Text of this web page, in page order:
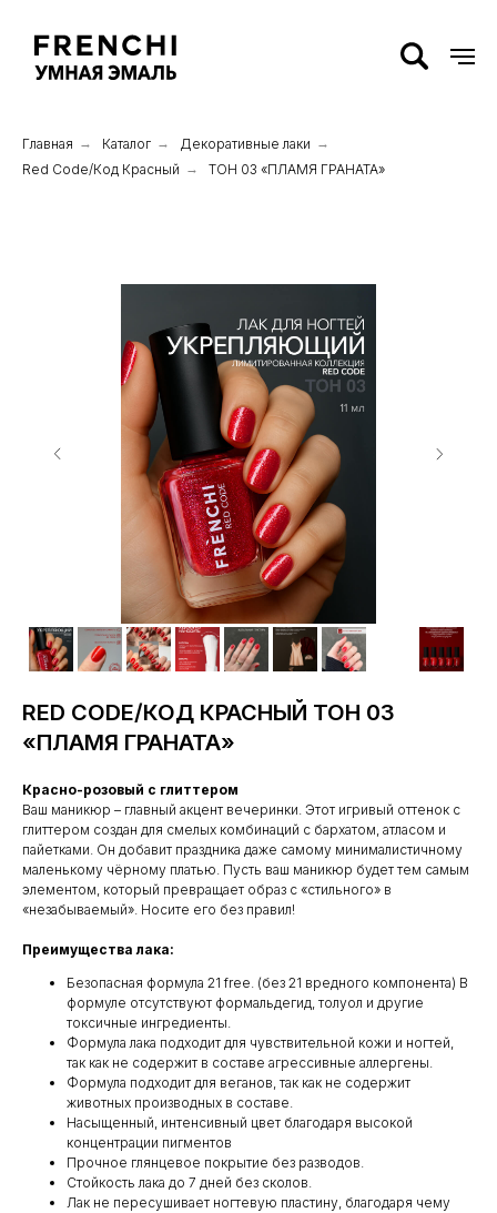
Главная → Каталог → Декоративные лаки →
Red Code/Код Красный → ТОН 03 «ПЛАМЯ ГРАНАТА»
RED CODE/КОД КРАСНЫЙ ТОН 03
«ПЛАМЯ ГРАНАТА»
Красно-розовый с глиттером
Ваш маникюр – главный акцент вечеринки. Этот игривый оттенок с
глиттером создан для смелых комбинаций с бархатом, атласом и
пайетками. Он добавит праздника даже самому минималистичному
маленькому чёрному платью. Пусть ваш маникюр будет тем самым
элементом, который превращает образ с «стильного» в
«незабываемый». Носите его без правил!
Преимущества лака:
Безопасная формула 21 free. (без 21 вредного компонента) В
формуле отсутствуют формальдегид, толуол и другие
токсичные ингредиенты.
Формула лака подходит для чувствительной кожи и ногтей,
так как не содержит в составе агрессивные аллергены.
Формула подходит для веганов, так как не содержит
животных производных в составе.
Насыщенный, интенсивный цвет благодаря высокой
концентрации пигментов
Прочное глянцевое покрытие без разводов.
Стойкость лака до 7 дней без сколов.
Лак не пересушивает ногтевую пластину, благодаря чему